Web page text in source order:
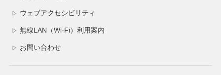
▷ ウェブアクセシビリティ
▷ 無線LAN（Wi-Fi）利用案内
▷ お問い合わせ